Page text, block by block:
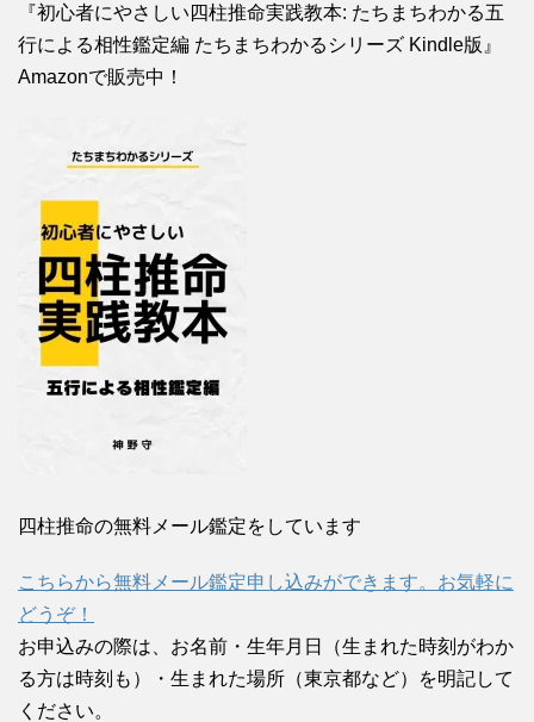
『初心者にやさしい四柱推命実践教本: たちまちわかる五
行による相性鑑定編 たちまちわかるシリーズ Kindle版』
Amazonで販売中！
四柱推命の無料メール鑑定をしています
こちらから無料メール鑑定申し込みができます。お気軽に
どうぞ！
お申込みの際は、お名前・生年月日（生まれた時刻がわか
る方は時刻も）・生まれた場所（東京都など）を明記して
ください。